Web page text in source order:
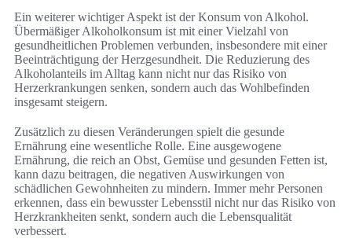
Ein weiterer wichtiger Aspekt ist der Konsum von Alkohol.
Übermäßiger Alkoholkonsum ist mit einer Vielzahl von
gesundheitlichen Problemen verbunden, insbesondere mit einer
Beeinträchtigung der Herzgesundheit. Die Reduzierung des
Alkoholanteils im Alltag kann nicht nur das Risiko von
Herzerkrankungen senken, sondern auch das Wohlbefinden
insgesamt steigern.
Zusätzlich zu diesen Veränderungen spielt die gesunde
Ernährung eine wesentliche Rolle. Eine ausgewogene
Ernährung, die reich an Obst, Gemüse und gesunden Fetten ist,
kann dazu beitragen, die negativen Auswirkungen von
schädlichen Gewohnheiten zu mindern. Immer mehr Personen
erkennen, dass ein bewusster Lebensstil nicht nur das Risiko von
Herzkrankheiten senkt, sondern auch die Lebensqualität
verbessert.